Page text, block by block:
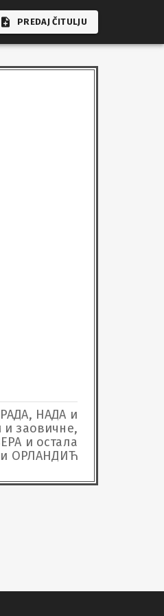
PREDAJ ČITULJU
НАДА и
заовичне,
и остала
ОРЛАНДИЋ